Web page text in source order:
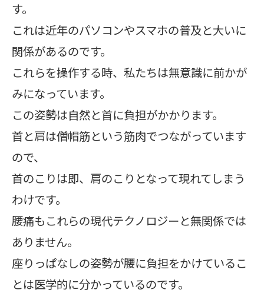
す。
これは近年のパソコンやスマホの普及と大いに
関係があるのです。
これらを操作する時、私たちは無意識に前かが
みになっています。
この姿勢は自然と首に負担がかかります。
首と肩は僧帽筋という筋肉でつながっています
ので、
首のこりは即、肩のこりとなって現れてしまう
わけです。
腰痛もこれらの現代テクノロジーと無関係では
ありません。
座りっぱなしの姿勢が腰に負担をかけているこ
とは医学的に分かっているのです。